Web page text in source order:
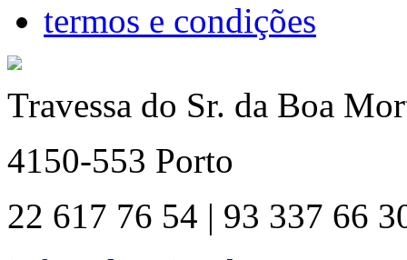
termos e condições
Travessa do Sr. da Boa
4150-553 Porto
22 617 76 54 | 93 337 66